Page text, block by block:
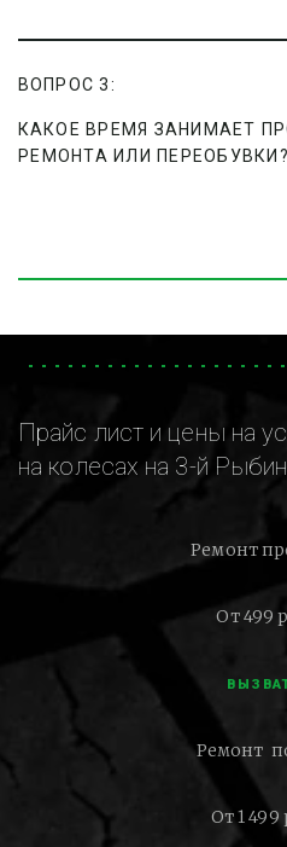
ВОПРОС 3:
КАКОЕ ВРЕМЯ ЗАНИМАЕТ
РЕМОНТА ИЛИ ПЕРЕОБУВКИ?
Прайс лист и цены на
на колесах на 3-й
Ремонт
От 499
Ремонт
От 1 499